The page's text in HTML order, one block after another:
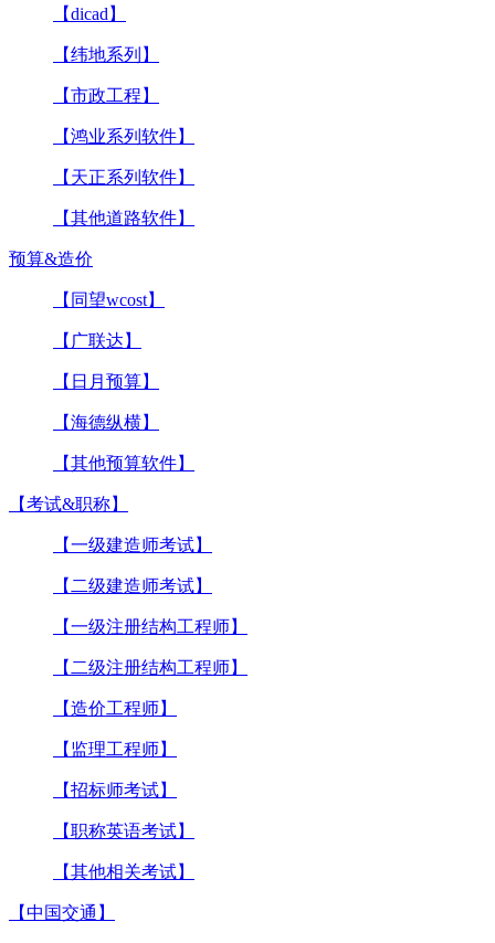
【dicad】
【纬地系列】
【市政工程】
【鸿业系列软件】
【天正系列软件】
【其他道路软件】
预算&造价
【同望wcost】
【广联达】
【日月预算】
【海德纵横】
【其他预算软件】
【考试&职称】
【一级建造师考试】
【二级建造师考试】
【一级注册结构工程师】
【二级注册结构工程师】
【造价工程师】
【监理工程师】
【招标师考试】
【职称英语考试】
【其他相关考试】
【中国交通】